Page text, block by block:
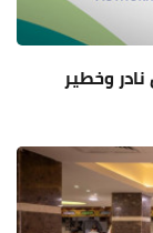
وخطير